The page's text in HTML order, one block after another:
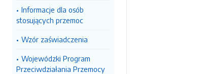
Informacje dla osób
stosujących przemoc
Wzór zaświadczenia
Wojewódzki Program
Przeciwdziałania Przemocy